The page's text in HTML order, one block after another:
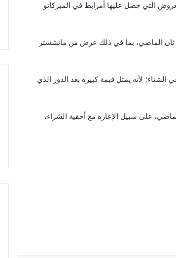
التي حصل عليها أمرابط في الميركاتو
ثان الماضي، بما في ذلك عرض من مانشستر
لأنه يمثل قيمة كبيرة بعد الدور الذي
على سبيل الإعارة مع أحقية الشراء،